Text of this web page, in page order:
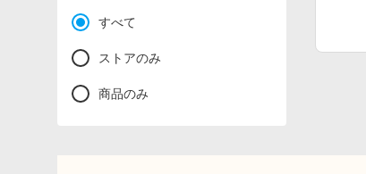
すべて
ストアのみ
商品のみ